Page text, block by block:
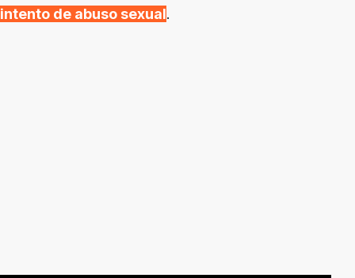
intento de abuso sexual.